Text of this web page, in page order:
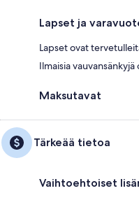
Lapset ja
Lapset ovat
Ilmaisia
Maksutavat
Tärkeää tietoa
Vaihtoehtoiset